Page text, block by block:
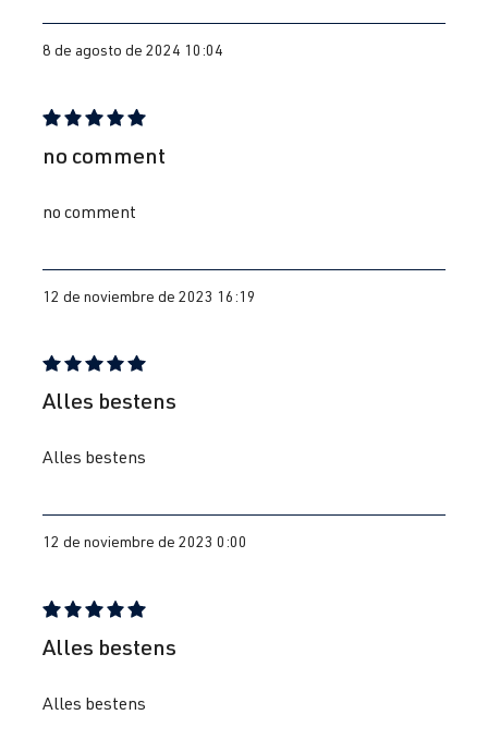
8 de agosto de 2024 10:04
Reseña con calificación de 5 de 5 estrellas
no comment
no comment
12 de noviembre de 2023 16:19
Reseña con calificación de 5 de 5 estrellas
Alles bestens
Alles bestens
12 de noviembre de 2023 0:00
Reseña con calificación de 5 de 5 estrellas
Alles bestens
Alles bestens